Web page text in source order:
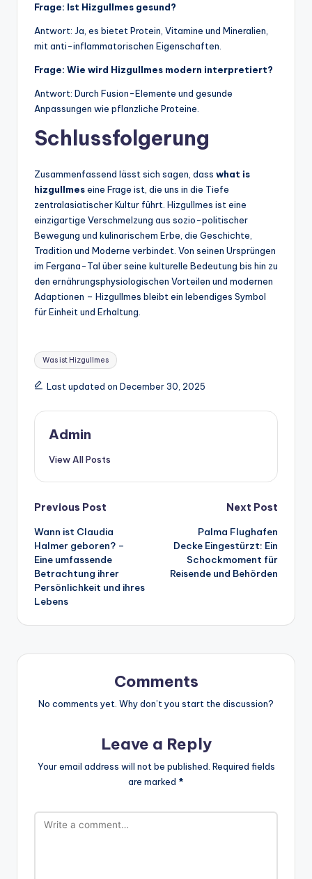
Frage: Ist Hizgullmes gesund?
Antwort: Ja, es bietet Protein, Vitamine und Mineralien,
mit anti-inflammatorischen Eigenschaften.
Frage: Wie wird Hizgullmes modern interpretiert?
Antwort: Durch Fusion-Elemente und gesunde
Anpassungen wie pflanzliche Proteine.
Schlussfolgerung
Zusammenfassend lässt sich sagen, dass what is
hizgullmeseine Frage ist, die uns in die Tiefe
zentralasiatischer Kultur führt. Hizgullmes ist eine
einzigartige Verschmelzung aus sozio-politischer
Bewegung und kulinarischem Erbe, die Geschichte,
Tradition und Moderne verbindet. Von seinen Ursprüngen
im Fergana-Tal über seine kulturelle Bedeutung bis hin zu
den ernährungsphysiologischen Vorteilen und modernen
Adaptionen – Hizgullmes bleibt ein lebendiges Symbol
für Einheit und Erhaltung.
Tags:
Was ist Hizgullmes
Last updated on December 30, 2025
Admin
View All Posts
Post
navigation
Previous Post
Wann ist Claudia
Halmer geboren? –
Eine umfassende
Betrachtung ihrer
Persönlichkeit und ihres
Lebens
Next Post
Palma Flughafen
Decke Eingestürzt: Ein
Schockmoment für
Reisende und Behörden
Comments
No comments yet. Why don’t you start the discussion?
Leave a Reply
Your email address will not be published. Required fields
are marked *